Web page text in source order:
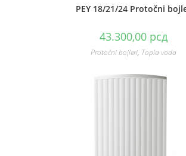
PEY 18/21/24 Protočni
43.300,00 рсд
Protočni bojleri, Topla voda